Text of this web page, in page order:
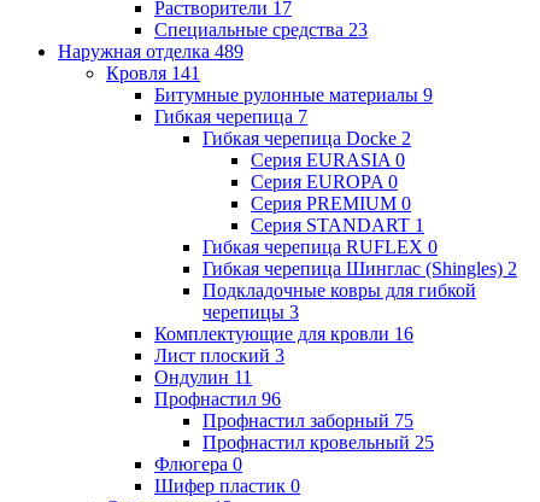
Растворители 17
Специальные средства 23
Наружная отделка 489
Кровля 141
Битумные рулонные материалы 9
Гибкая черепица 7
Гибкая черепица Docke 2
Серия EURASIA 0
Серия EUROPA 0
Серия PREMIUM 0
Серия STANDART 1
Гибкая черепица RUFLEX 0
Гибкая черепица Шинглас (Shingles) 2
Подкладочные ковры для гибкой
черепицы 3
Комплектующие для кровли 16
Лист плоский 3
Ондулин 11
Профнастил 96
Профнастил заборный 75
Профнастил кровельный 25
Флюгера 0
Шифер пластик 0